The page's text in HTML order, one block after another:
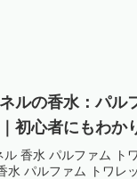
ルの香水：パル
初心者にもわか
ル 香水 パルファム ト
水 パルファム トワレ